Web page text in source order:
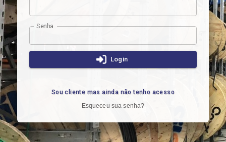
Senha
Login
Sou cliente mas ainda não tenho acesso
Esqueceu sua senha?